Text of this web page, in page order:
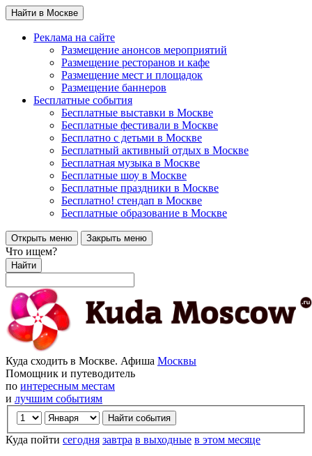
Найти в Москве
Реклама на сайте
Размещение анонсов мероприятий
Размещение ресторанов и кафе
Размещение мест и площадок
Размещение баннеров
Бесплатные события
Бесплатные выставки в Москве
Бесплатные фестивали в Москве
Бесплатно с детьми в Москве
Бесплатный активный отдых в Москве
Бесплатная музыка в Москве
Бесплатные шоу в Москве
Бесплатные праздники в Москве
Бесплатно! стендап в Москве
Бесплатные образование в Москве
Открыть меню Закрыть меню
Что ищем?
Найти
Куда сходить в Москве. Афиша Москвы
Помощник и путеводитель
по интересным местам
и лучшим событиям
Куда пойти сегодня завтра в выходные в этом месяце